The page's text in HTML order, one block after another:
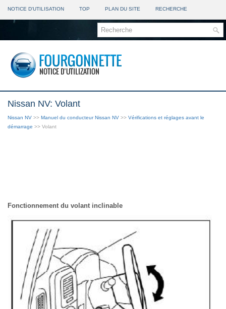
NOTICE D'UTILISATION TOP PLAN DU SITE RECHERCHE
Nissan NV: Volant
Nissan NV >> Manuel du conducteur Nissan NV >> Vérifications et réglages avant le
démarrage >> Volant
Fonctionnement du volant inclinable